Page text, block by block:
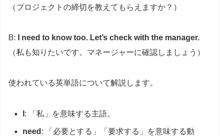
（プロジェクトの締切を教えてもらえますか？）
B:
I need to know too. Let’s check with the manager.
（私も知りたいです。マネージャーに確認しましょう）
使われている英単語について解説します。
: 「私」を意味する主語。
need : 「必要とする」「要求する」を意味する動